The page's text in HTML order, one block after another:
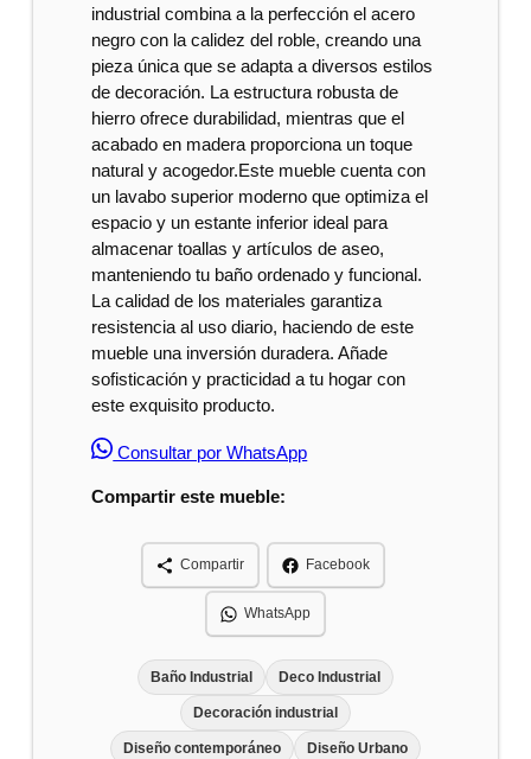
industrial combina a la perfección el acero
negro con la calidez del roble, creando una
pieza única que se adapta a diversos estilos
de decoración. La estructura robusta de
hierro ofrece durabilidad, mientras que el
acabado en madera proporciona un toque
natural y acogedor.Este mueble cuenta con
un lavabo superior moderno que optimiza el
espacio y un estante inferior ideal para
almacenar toallas y artículos de aseo,
manteniendo tu baño ordenado y funcional.
La calidad de los materiales garantiza
resistencia al uso diario, haciendo de este
mueble una inversión duradera. Añade
sofisticación y practicidad a tu hogar con
este exquisito producto.
Consultar por WhatsApp
Compartir este mueble:
Compartir Facebook
WhatsApp
Baño Industrial Deco Industrial
Decoración industrial
Diseño contemporáneo Diseño Urbano